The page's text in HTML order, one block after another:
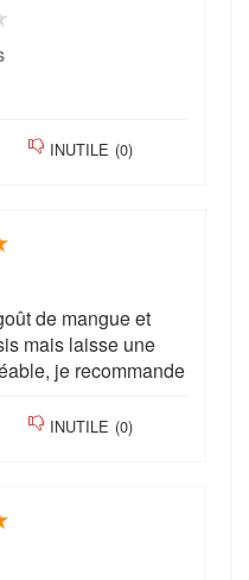
INUTILE (0)
de mangue et
mais laisse une
je recommande
INUTILE (0)